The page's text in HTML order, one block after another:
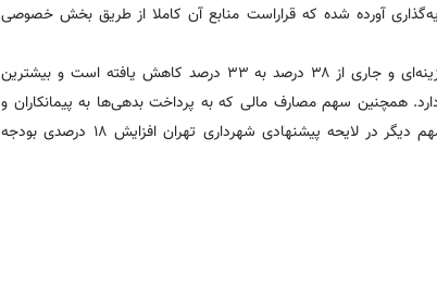
مشارکت و سرمایه‌گذاری آورده شده که قراراست منابع آن کاملا از طریق بخش خصوصی
آنطور که در لایحه بودجه ۱۴۰۰ شهرداری تهران آمده است؛ سهم مصارف هزینه‌ای و جاری از ۳۸ درصد به ۳۳ درصد کاهش یافته است و بیشترین
با حدود ۴۶ درصد سهم، اختصاص دارد. همچنین سهم مصارف مالی که به پرداخت بدهی‌ها به پیمانکاران و
بانک‌ها اختصاص دارد از ۱۵ درصد به ۲۱ درصد افزایش یافته است. نکته مهم دیگر در لایحه پیشنهادی شهرداری تهران افزایش ۱۸ درصدی بودجه